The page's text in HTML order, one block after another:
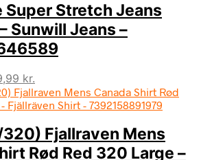
Super Stretch Jeans
Sunwill Jeans –
kr..
kr.
aktuelle
pris
599,99 kr..
320) Fjallraven Mens
Rød Red 320 Large –